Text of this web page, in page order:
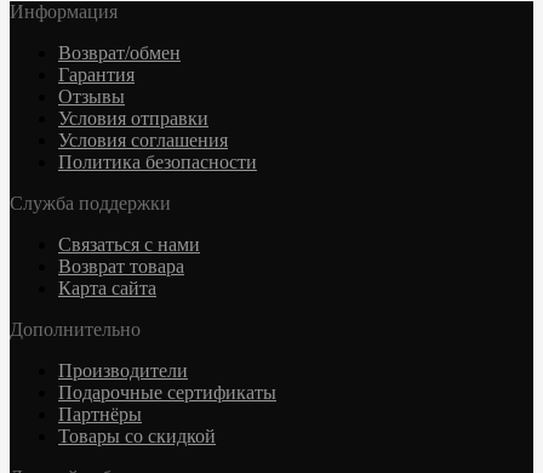
Информация
Возврат/обмен
Гарантия
Отзывы
Условия отправки
Условия соглашения
Политика безопасности
Служба поддержки
Связаться с нами
Возврат товара
Карта сайта
Дополнительно
Производители
Подарочные сертификаты
Партнёры
Товары со скидкой